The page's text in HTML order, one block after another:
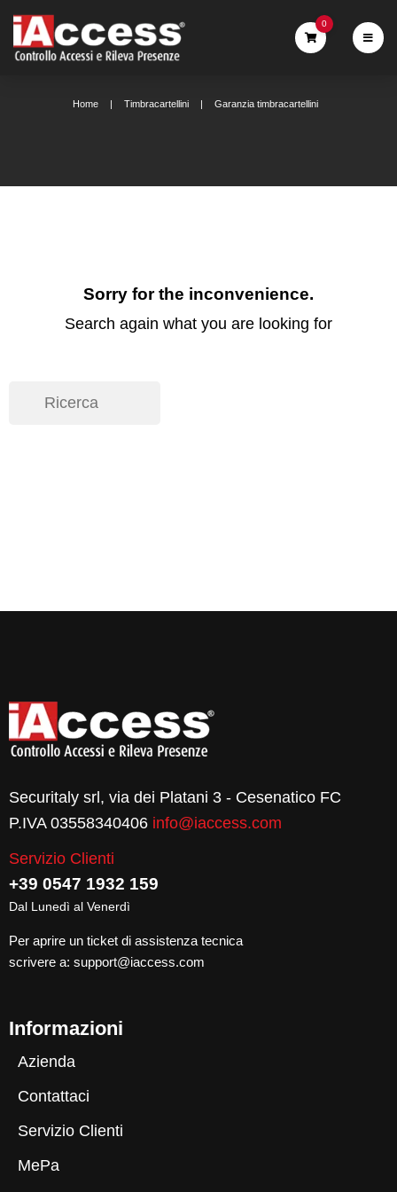
0
Home Timbracartellini Garanzia timbracartellini
Sorry for the inconvenience.
Search again what you are looking for
Securitaly srl, via dei Platani 3 - Cesenatico FC
P.IVA 03558340406 info@iaccess.com
Servizio Clienti
+39 0547 1932 159
Dal Lunedì al Venerdì
Per aprire un ticket di assistenza tecnica
scrivere a: support@iaccess.com
Informazioni
Azienda
Contattaci
Servizio Clienti
MePa